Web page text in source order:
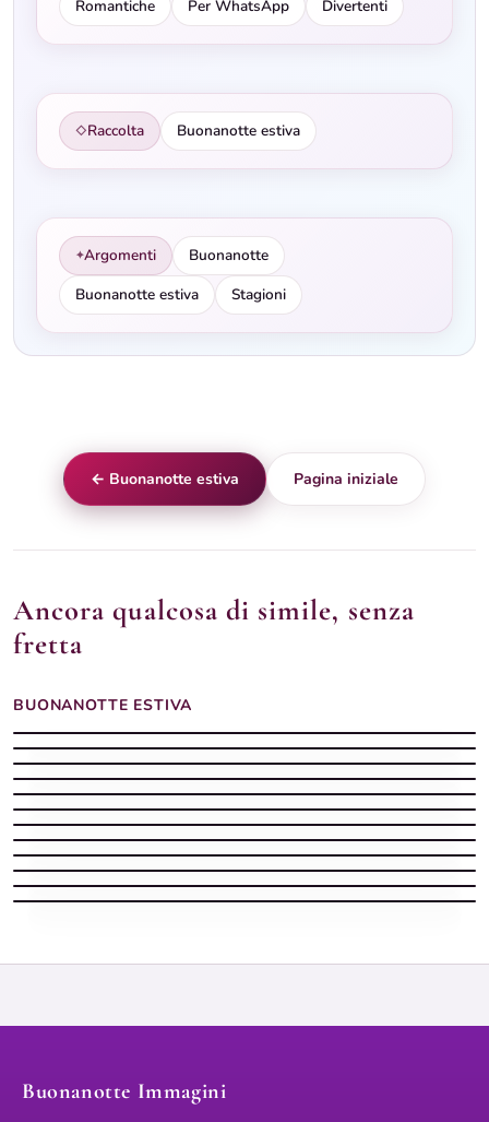
Romantiche Per WhatsApp Divertenti
◇Raccolta Buonanotte estiva
✦Argomenti
Buonanotte
Buonanotte estiva
Stagioni
Ancora qualcosa di simile, senza
fretta
BUONANOTTE ESTIVA
Buonanotte Estiva silenziosa con spiaggia
Buonanotte estiva
Buonanotte estiva con il mare e la luna sui tuoi sogni
Buonanotte estiva con luna piena tra i rami di gelsomino
Buonanotte Estiva stellata con mare
Buonanotte estiva
Buonanotte calda
Buonanotte estiva con luna piena tra fiori rossi notturni
Buonanotte estiva
Buonanotte estiva con barca sulla riva e luna piena sul mare
Buonanotte estiva con luna dorata sul mare di notte
← Buonanotte estiva Pagina iniziale
Buonanotte Immagini